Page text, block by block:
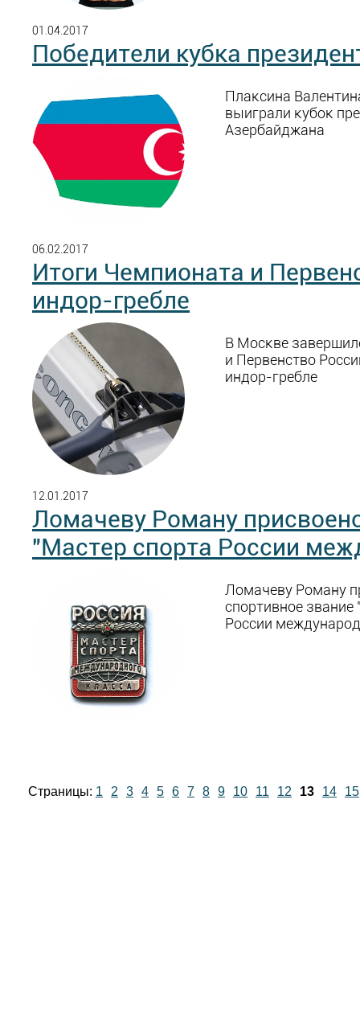
01.04.2017
Победители кубка
Плаксина
выиграли кубок
Азербайджана
06.02.2017
Итоги Чемпионата и
индор-гребле
В Москве
и Первенство
индор-гребле
12.01.2017
Ломачеву Роману
"Мастер спорта России
Ломачеву Роману
спортивное
России
Страницы: 1 2 3 4 5 6 7 8 9 10 11 12 13 14 15